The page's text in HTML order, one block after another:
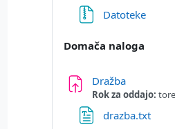
Datoteke
Domača naloga
DražbaNaloga
Rok za oddajo:
drazba.txt